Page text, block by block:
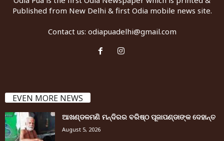
Published from New Delhi & first Odia mobile news site.
Contact us: odiapuadelhi@gmail.com
EVEN MORE NEWS
ଆଖଣ୍ଡଳମଣି ମନ୍ଦିରର ବରିଷ୍ଠ ପୂଜାପଣ୍ଡାଙ୍କ ଦେହାନ୍ତ
August 5, 2026